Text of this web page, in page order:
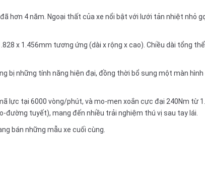
hơn 4 năm. Ngoại thất của xe nổi bật với lưới tản nhiệt nhỏ
x 1.456mm tương ứng (dài x rộng x cao). Chiều dài tổng
bị những tính năng hiện đại, đồng thời bổ sung một màn
lực tại 6000 vòng/phút, và mo-men xoắn cực đại 240Nm từ
tuyết), mang đến nhiều trải nghiệm thú vị sau tay lái.
bán những mẫu xe cuối cùng.